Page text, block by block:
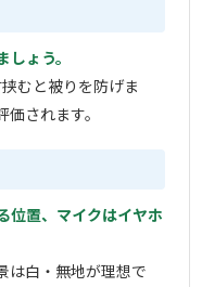
ょう。
むと被りを防げま
されます。
位置、マイクはイヤホ
は白・無地が理想で